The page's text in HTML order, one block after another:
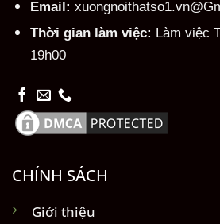
Email:
Thời gian làm việc: Làm việc
19h00
CHÍNH SÁCH
Giới thiệu